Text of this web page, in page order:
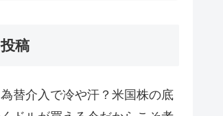
稿
為替介入で冷や汗？米国株の底